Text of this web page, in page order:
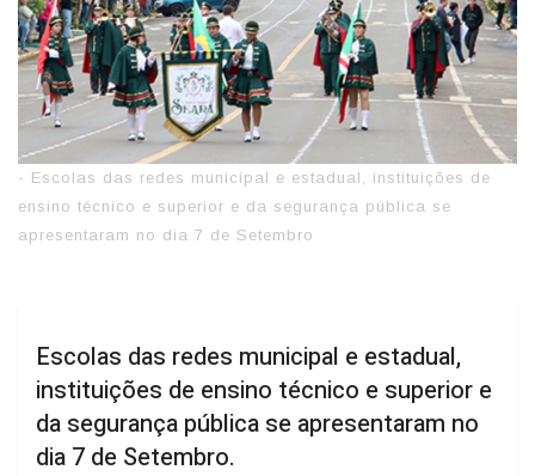
- Escolas das redes municipal e estadual, instituições de
ensino técnico e superior e da segurança pública se
apresentaram no dia 7 de Setembro
Escolas das redes municipal e estadual,
instituições de ensino técnico e superior e
da segurança pública se apresentaram no
dia 7 de Setembro.